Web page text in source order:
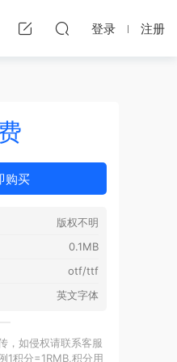
登录 注册
购买
版权不明
0.1MB
otf/ttf
英文字体
，如侵权请联系客服
1积分=1RMB,积分用